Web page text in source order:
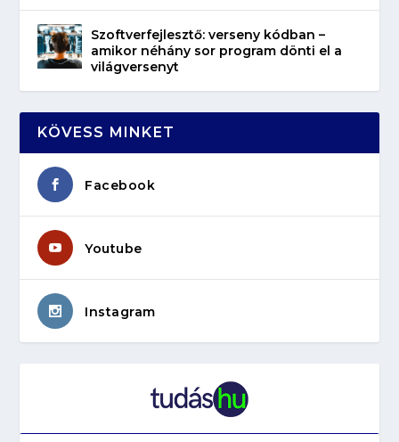
Szoftverfejlesztő: verseny kódban –
amikor néhány sor program dönti el a
világversenyt
KÖVESS MINKET
Facebook
Youtube
Instagram